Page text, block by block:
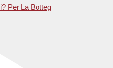
Per La Botteg